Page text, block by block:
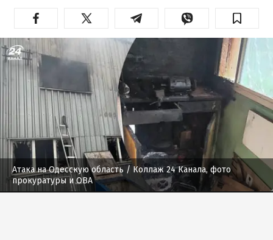
Атака на Одесскую область / Коллаж 24 Канала, фото
прокуратуры и ОВА